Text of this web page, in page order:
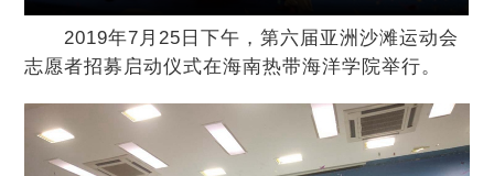
2019年7月25日下午，第六届亚洲沙滩运动会
志愿者招募启动仪式在海南热带海洋学院举行。